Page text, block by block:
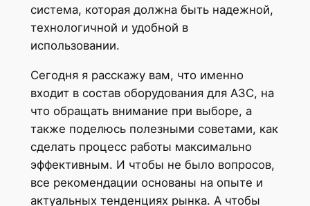
система, которая должна быть надежной,
технологичной и удобной в
использовании.
Сегодня я расскажу вам, что именно
входит в состав оборудования для АЗС, на
что обращать внимание при выборе, а
также поделюсь полезными советами, как
сделать процесс работы максимально
эффективным. И чтобы не было вопросов,
все рекомендации основаны на опыте и
актуальных тенденциях рынка. А чтобы